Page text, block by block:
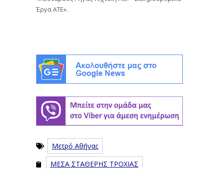
Έργα ΑΤΕ».
Μετρό Αθήνας
ΜΕΣΑ ΣΤΑΘΕΡΗΣ ΤΡΟΧΙΑΣ